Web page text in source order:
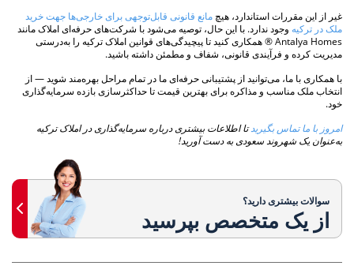
غیر از این مقررات استاندارد، هیچ مانع قانونی قابل‌توجهی برای خارجی‌ها جهت خرید
ملک در ترکیه وجود ندارد. با این حال، توصیه می‌شود با شرکت‌های حرفه‌ای املاک مانند
Antalya Homes ® همکاری کنید تا پیچیدگی‌های قوانین املاک ترکیه را به‌درستی
مدیریت کرده و فرآیندی قانونی، شفاف و مطمئن داشته باشید.
با همکاری با ما، می‌توانید از پشتیبانی حرفه‌ای ما در تمام مراحل بهره‌مند شوید — از
انتخاب ملک مناسب و مذاکره برای بهترین قیمت تا حداکثرسازی بازده سرمایه‌گذاری
خود.
امروز با ما تماس بگیریدتا اطلاعات بیشتری درباره سرمایه‌گذاری در املاک ترکیه
به‌عنوان یک شهروند سعودی به دست آورید!
سوالات بیشتری دارید؟
از یک متخصص بپرسید